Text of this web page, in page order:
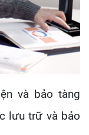
và bảo tàng
lưu trữ và bảo